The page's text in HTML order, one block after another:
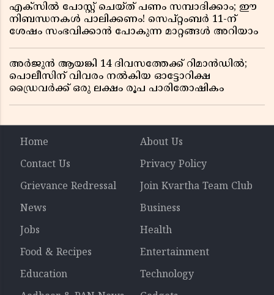
എക്സിൽ പോസ്റ്റ് ചെയ്ത് പണം സമ്പാദിക്കാം; ഈ
നിബന്ധനകൾ പാലിക്കണം! സെപ്റ്റംബർ 11-ന്
ശേഷം സംഭവിക്കാൻ പോകുന്ന മാറ്റങ്ങൾ അറിയാം
അർജുൻ ആയങ്കി 14 ദിവസത്തേക്ക് റിമാൻഡിൽ;
പൊലീസിന് വിവരം നൽകിയ ഓട്ടോറിക്ഷ
ഡ്രൈവർക്ക് ഒരു ലക്ഷം രൂപ പാരിതോഷികം
Home
About Us
Contact Us
Privacy Policy
Grievance Redressal
Join Kvartha Team Club
News
Business
Jobs
Health
Food & Recipes
Entertainment
Education
Technology